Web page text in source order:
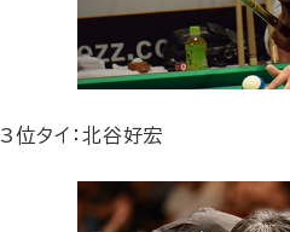
3位タイ：北谷好宏